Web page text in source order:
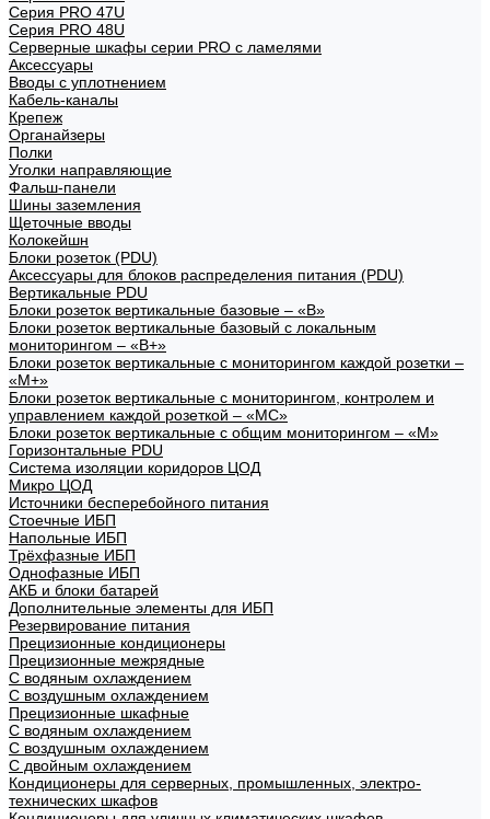
Серия PRO 47U
Серия PRO 48U
Серверные шкафы серии PRO с ламелями
Аксессуары
Вводы с уплотнением
Кабель-каналы
Крепеж
Органайзеры
Полки
Уголки направляющие
Фальш-панели
Шины заземления
Щеточные вводы
Колокейшн
Блоки розеток (PDU)
Аксессуары для блоков распределения питания (PDU)
Вертикальные PDU
Блоки розеток вертикальные базовые – «В»
Блоки розеток вертикальные базовый с локальным
мониторингом – «В+»
Блоки розеток вертикальные с мониторингом каждой розетки –
«М+»
Блоки розеток вертикальные с мониторингом, контролем и
управлением каждой розеткой – «МС»
Блоки розеток вертикальные с общим мониторингом – «М»
Горизонтальные PDU
Система изоляции коридоров ЦОД
Микро ЦОД
Источники бесперебойного питания
Стоечные ИБП
Напольные ИБП
Трёхфазные ИБП
Однофазные ИБП
АКБ и блоки батарей
Дополнительные элементы для ИБП
Резервирование питания
Прецизионные кондиционеры
Прецизионные межрядные
С водяным охлаждением
С воздушным охлаждением
Прецизионные шкафные
С водяным охлаждением
С воздушным охлаждением
С двойным охлаждением
Кондиционеры для серверных, промышленных, электро-
технических шкафов